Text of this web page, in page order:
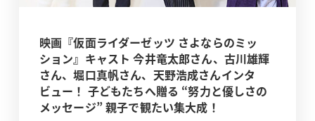
映画『仮面ライダーゼッツ さよならのミッ
ション』キャスト 今井竜太郎さん、古川雄輝
さん、堀口真帆さん、天野浩成さんインタ
ビュー！ 子どもたちへ贈る “努力と優しさの
メッセージ” 親子で観たい集大成！